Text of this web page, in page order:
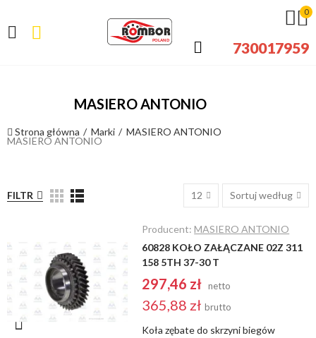
0
730017959
MASIERO ANTONIO
Strona główna Marki MASIERO ANTONIO
MASIERO ANTONIO
FILTR 12 Sortuj według
Producent:MASIERO ANTONIO
60828 KOŁO ZAŁĄCZANE 02Z 311
158 5TH 37-30 T
297,46 zł netto
365,88 zł brutto
Koła zębate do skrzyni biegów